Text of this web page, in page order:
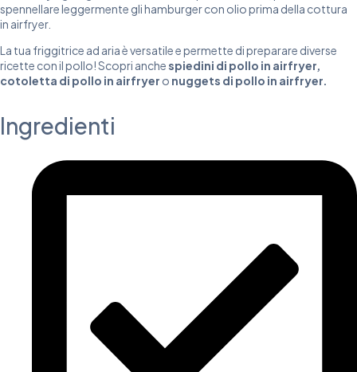
spennellare leggermente gli hamburger con olio prima della cottura
in airfryer.
La tua friggitrice ad aria è versatile e permette di preparare diverse
ricette con il pollo! Scopri anche spiedini di pollo in airfryer,
cotoletta di pollo in airfryer o nuggets di pollo in airfryer.
Ingredienti